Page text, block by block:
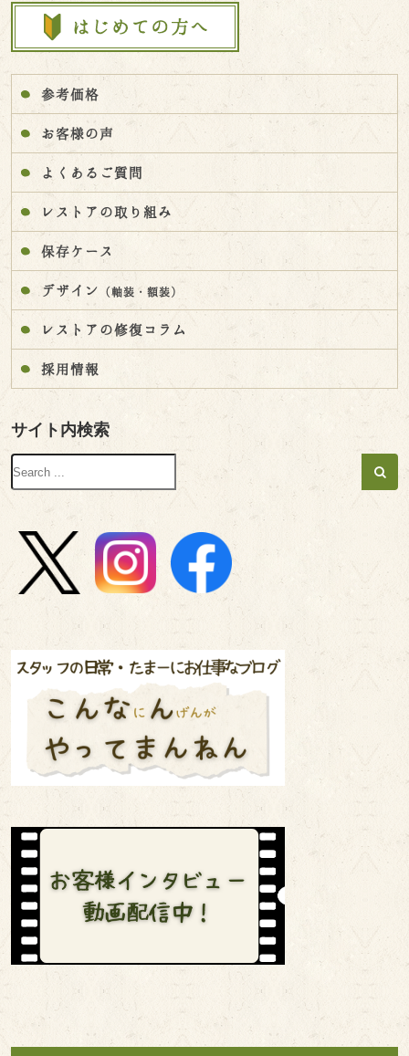
参考価格
お客様の声
よくあるご質問
レストアの取り組み
保存ケース
デザイン （軸装・額装）
レストアの修復コラム
採用情報
サイト内検索